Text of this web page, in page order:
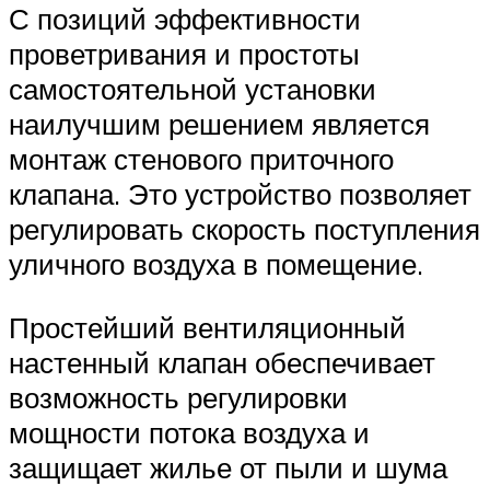
С позиций эффективности
проветривания и простоты
самостоятельной установки
наилучшим решением является
монтаж стенового приточного
клапана. Это устройство позволяет
регулировать скорость поступления
уличного воздуха в помещение.
Простейший вентиляционный
настенный клапан обеспечивает
возможность регулировки
мощности потока воздуха и
защищает жилье от пыли и шума